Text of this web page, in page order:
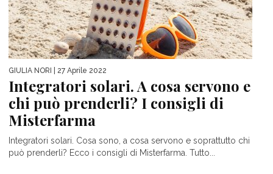
GIULIA NORI | 27 Aprile 2022
Integratori solari. A cosa servono e
chi può prenderli? I consigli di
Misterfarma
Integratori solari. Cosa sono, a cosa servono e soprattutto chi
può prenderli? Ecco i consigli di Misterfarma. Tutto...